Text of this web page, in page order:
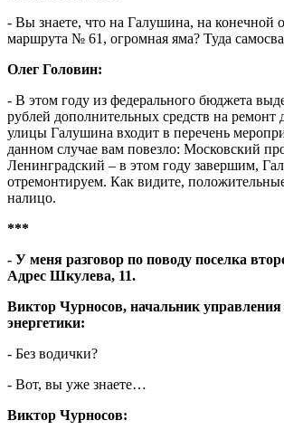
- Вы знаете, что на Галушина, на конечной
маршрута № 61, огромная яма? Туда
Олег Головин:
- В этом году из федерального бюджета
рублей дополнительных средств на ремонт
улицы Галушина входит в перечень
данном случае вам повезло: Московский
Ленинградский – в этом году завершим,
отремонтируем. Как видите,
налицо.
***
- У меня разговор по поводу поселка
Адрес Шкулева, 11.
Виктор Чурносов, начальник
энергетики:
- Без водички?
- Вот, вы уже знаете…
Виктор Чурносов: